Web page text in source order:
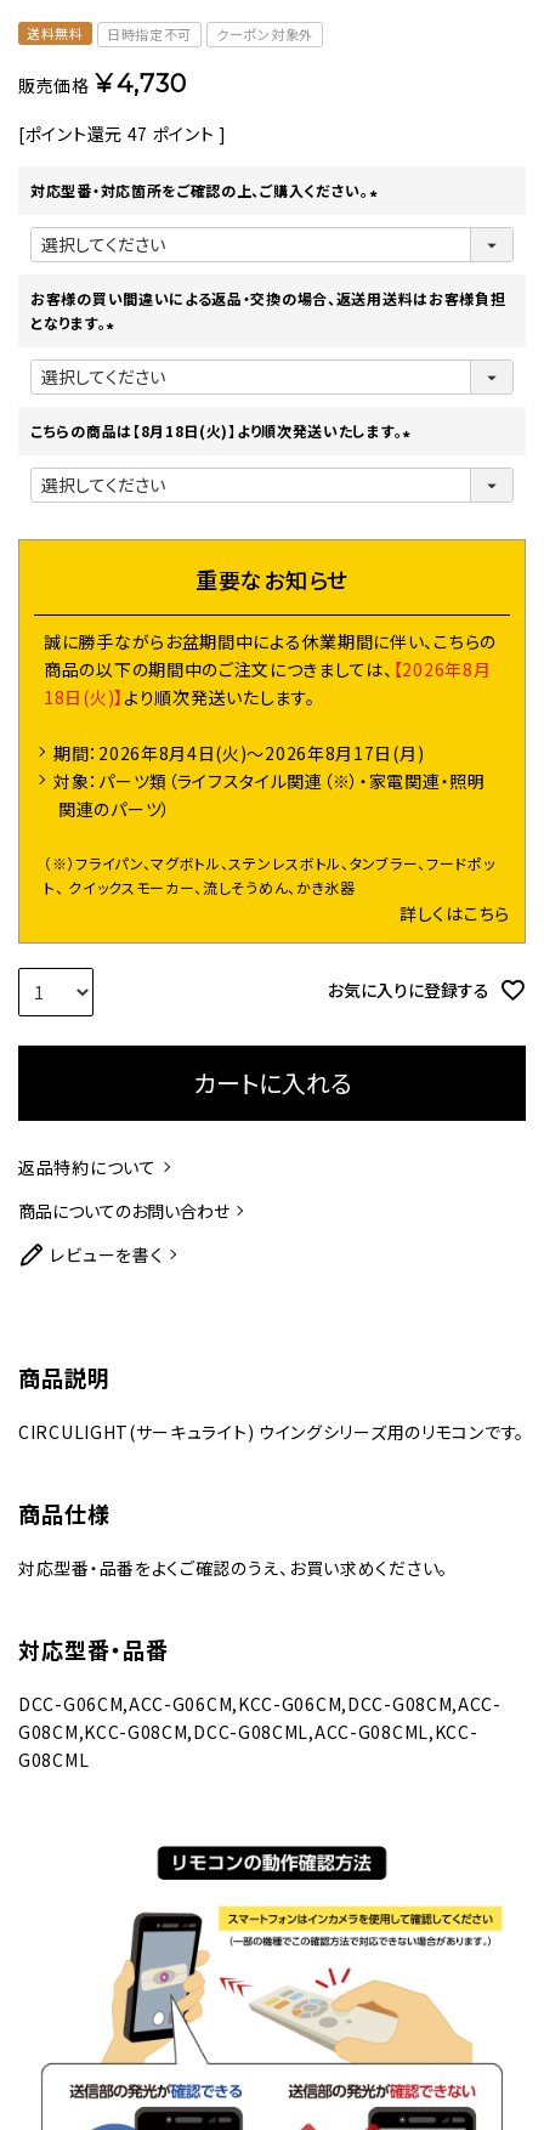
送料無料 日時指定不可 クーポン対象外
販売価格 ¥4,730
[ポイント還元 47 ポイント ]
対応型番・対応箇所をご確認の上、ご購入ください。
(
)
お客様の買い間違いによる返品・交換の場合、返送用送料はお客様負担
となります。
(
必
)
こちらの商品は【8月18日(火)】より順次発送いたします。
(
)
重要なお知らせ
誠に勝手ながらお盆期間中による休業期間に伴い、こちらの
商品の以下の期間中のご注文につきましては、 【2026年8月
18日(火)】 より順次発送いたします。
期間：2026年8月4日(火)～2026年8月17日(月)
対象：パーツ類（ライフスタイル関連（※）・家電関連・照明
関連のパーツ）
（※）フライパン、マグボトル、ステンレスボトル、タンブラー、フードポッ
ト、 クイックスモーカー、流しそうめん、かき氷器
詳しくはこちら
お気に入りに登録する
カートに入れる
返品特約について
商品についてのお問い合わせ
レビューを書く
商品説明
CIRCULIGHT(サーキュライト) ウイングシリーズ用のリモコンです。
商品仕様
対応型番・品番をよくご確認のうえ、お買い求めください。
対応型番・品番
DCC-G06CM,ACC-G06CM,KCC-G06CM,DCC-G08CM,ACC-
G08CM,KCC-G08CM,DCC-G08CML,ACC-G08CML,KCC-
G08CML